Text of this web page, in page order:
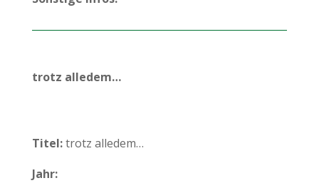
trotz alledem…
Titel:trotz alledem…
Jahr: